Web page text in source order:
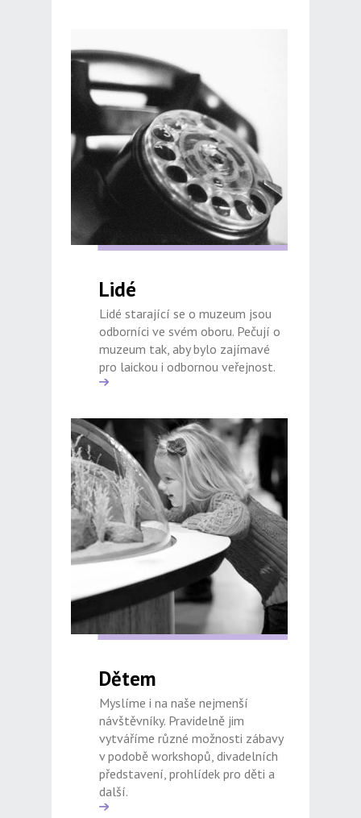
Lidé
Lidé starající se o muzeum jsou
odborníci ve svém oboru. Pečují o
muzeum tak, aby bylo zajímavé
pro laickou i odbornou veřejnost.
Dětem
Myslíme i na naše nejmenší
návštěvníky. Pravidelně jim
vytváříme různé možnosti zábavy
v podobě workshopů, divadelních
představení, prohlídek pro děti a
další.